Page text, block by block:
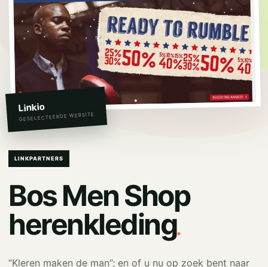
Linkio
GESELECTEERDE WEBSITE
LINKPARTNERS
Bos Men Shop
herenkleding.
“Kleren maken de man”; en of u nu op zoek bent naar